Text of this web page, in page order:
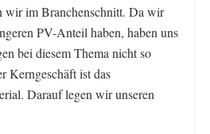
wir im Branchenschnitt. Da wir
PV-Anteil haben, haben uns
bei diesem Thema nicht so
Kerngeschäft ist das
Darauf legen wir unseren